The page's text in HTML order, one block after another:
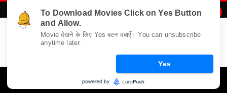
To Download Movies Click on Yes Button
and Allow.
Movie देखने के लिए Yes बटन दबाएँ। You can unsubscribe
anytime later.
Yes